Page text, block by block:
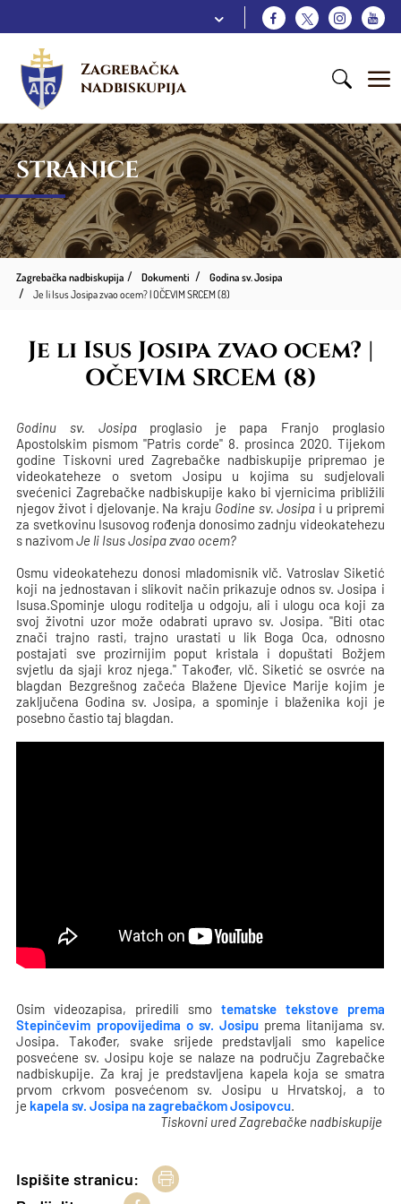
Zagrebačka
nadbiskupija
STRANICE
Zagrebačka nadbiskupija Dokumenti
Godina sv. Josipa
Je li Isus Josipa zvao ocem? | OČEVIM SRCEM (8)
Je li Isus Josipa zvao ocem? |
OČEVIM SRCEM (8)
Godinu sv. Josipaproglasio je papa Franjo proglasio
Apostolskim pismom "Patris corde" 8. prosinca 2020. Tijekom
godine Tiskovni ured Zagrebačke nadbiskupije pripremao je
videokateheze o svetom Josipu u kojima su sudjelovali
svećenici Zagrebačke nadbiskupije kako bi vjernicima približili
njegov život i djelovanje. Na kraju Godine sv. Josipa i u pripremi
za svetkovinu Isusovog rođenja donosimo zadnju videokatehezu
s nazivomJe li Isus Josipa zvao ocem?
Osmu videokatehezu donosi mladomisnik vlč. Vatroslav Siketić
koji na jednostavan i slikovit način prikazuje odnos sv. Josipa i
Isusa.Spominje ulogu roditelja u odgoju, ali i ulogu oca koji za
svoj životni uzor može odabrati upravo sv. Josipa. "Biti otac
znači trajno rasti, trajno urastati u lik Boga Oca, odnosno
postajati sve prozirnijim poput kristala i dopuštati Božjem
svjetlu da sjaji kroz njega." Također, vlč. Siketić se osvrće na
blagdan Bezgrešnog začeća Blažene Djevice Marije kojim je
zaključena Godina sv. Josipa, a spominje i blaženika koji je
posebno častio taj blagdan.
Osim videozapisa, priredili smo tematske tekstove prema
Stepinčevim propovijedima o sv. Josipu prema litanijama sv.
Josipa. Također, svake srijede predstavljali smo kapelice
posvećene sv. Josipu koje se nalaze na području Zagrebačke
nadbiskupije. Za kraj je predstavljena kapela koja se smatra
prvom crkvom posvećenom sv. Josipu u Hrvatskoj, a to
je kapela sv. Josipa na zagrebačkom Josipovcu.
Tiskovni ured Zagrebačke nadbiskupije
Ispišite stranicu: